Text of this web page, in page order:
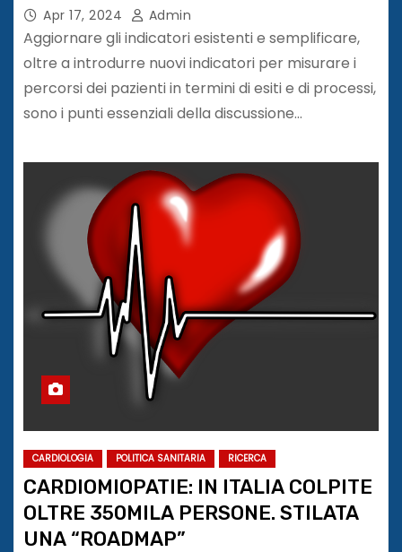
Apr 17, 2024 Admin
Aggiornare gli indicatori esistenti e semplificare,
oltre a introdurre nuovi indicatori per misurare i
percorsi dei pazienti in termini di esiti e di processi,
sono i punti essenziali della discussione…
CARDIOLOGIA POLITICA SANITARIA RICERCA
CARDIOMIOPATIE: IN ITALIA COLPITE
OLTRE 350MILA PERSONE. STILATA
UNA “ROADMAP”